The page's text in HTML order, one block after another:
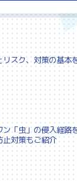
スク、対策の基本
「虫」の侵入経路
止対策もご紹介